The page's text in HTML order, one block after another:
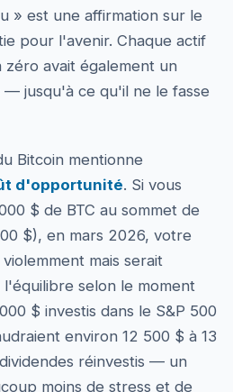
» est une affirmation sur le
pour l'avenir. Chaque actif
avait également un
— jusqu'à ce qu'il ne le fasse
Bitcoin mentionne
d'opportunité. Si vous
$ de BTC au sommet de
$), en mars 2026, votre
mais serait
selon le moment
$ investis dans le S&P 500
environ 12 500 $ à 13
réinvestis — un
moins de stress et de